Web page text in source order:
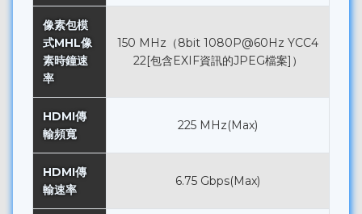
像素包模
式MHL像
素時鐘速
率
150 MHz（8bit 1080P@60Hz YCC4
22[包含EXIF資訊的JPEG檔案]）
HDMI傳
輸頻寬
225 MHz(Max)
HDMI傳
輸速率
6.75 Gbps(Max)